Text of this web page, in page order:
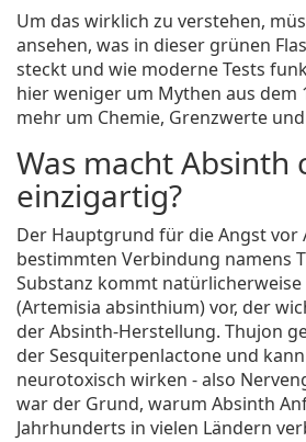
Um das wirklich zu verstehen,
ansehen, was in dieser grünen
steckt und wie moderne Tests
hier weniger um Mythen aus dem
mehr um Chemie, Grenzwerte
Was macht Absinth
einzigartig?
Der Hauptgrund für die Angst vor
bestimmten Verbindung namens
Substanz kommt natürlicherweise
(Artemisia absinthium)vor, der
der Absinth-Herstellung. Thujon
der Sesquiterpenlactone und
neurotoxisch wirken - also
war der Grund, warum Absinth
Jahrhunderts in vielen Ländern